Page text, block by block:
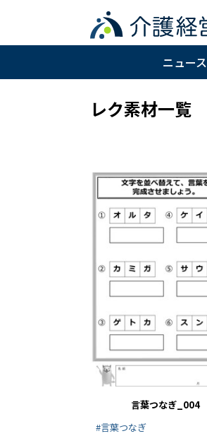
ニュース
レク素材一覧
言葉つなぎ_004
#言葉つなぎ